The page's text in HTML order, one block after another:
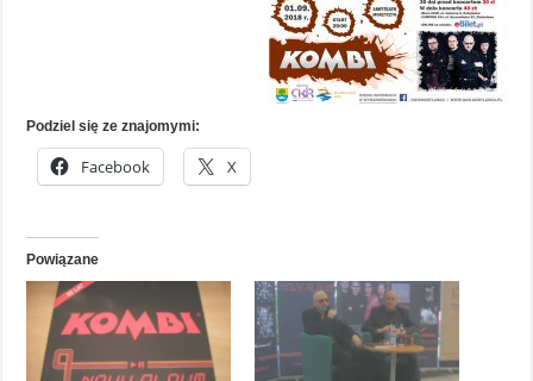
Podziel się ze znajomymi:
Facebook X
Powiązane